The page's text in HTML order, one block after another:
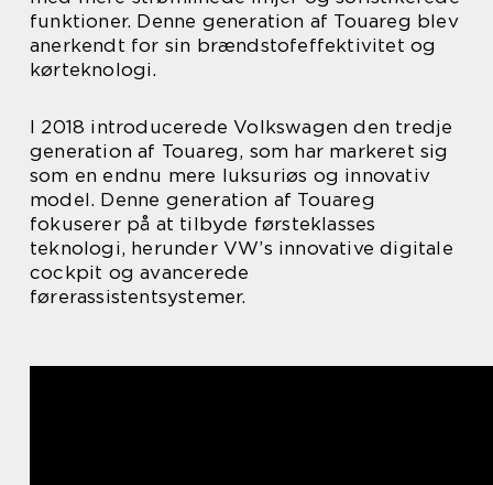
funktioner. Denne generation af Touareg blev
anerkendt for sin brændstofeffektivitet og
kørteknologi.
I 2018 introducerede Volkswagen den tredje
generation af Touareg, som har markeret sig
som en endnu mere luksuriøs og innovativ
model. Denne generation af Touareg
fokuserer på at tilbyde førsteklasses
teknologi, herunder VW’s innovative digitale
cockpit og avancerede
førerassistentsystemer.